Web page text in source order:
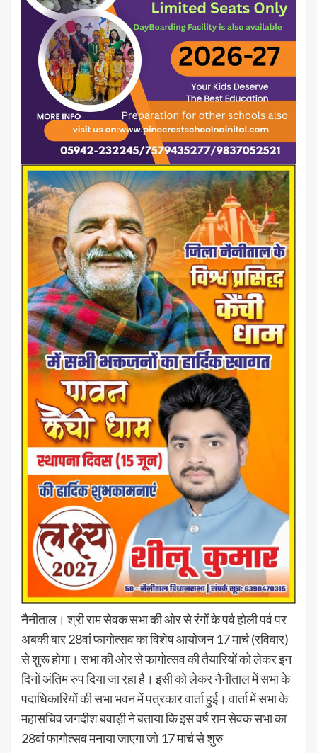
नैनीताल। श्री राम सेवक सभा की ओर से रंगों के पर्व होली पर्व पर
अबकी बार 28वां फागोत्सव का विशेष आयोजन 17 मार्च (रविवार)
से शुरू होगा। सभा की ओर से फागोत्सव की तैयारियों को लेकर इन
दिनों अंतिम रुप दिया जा रहा है। इसी को लेकर नैनीताल में सभा के
पदाधिकारियों की सभा भवन में पत्रकार वार्ता हुई। वार्ता में सभा के
महासचिव जगदीश बवाड़ी ने बताया कि इस वर्ष राम सेवक सभा का
28वां फागोत्सव मनाया जाएगा जो 17 मार्च से शुरु